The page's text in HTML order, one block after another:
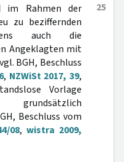
25
im Rahmen der
zu beziffernden
auch die
Angeklagten mit
BGH, Beschluss
, NZWiSt 2017, 39,
Vorlage
Beschluss vom
08,wistra 2009,